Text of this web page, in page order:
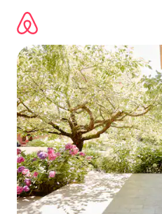
direct
naar
inhoud